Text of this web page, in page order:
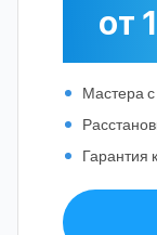
от
Мастера
Гарантия